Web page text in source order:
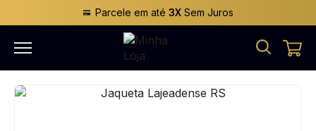
Parcele em até 3XSem Juros